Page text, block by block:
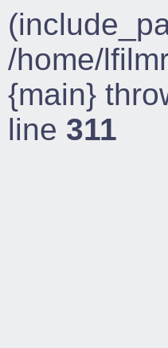
/home/
{main}
line 311